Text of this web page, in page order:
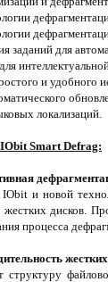
заданий для
и удобного
локализаций.
Smart Defrag:
и новой
дисков.
процесса
структуру